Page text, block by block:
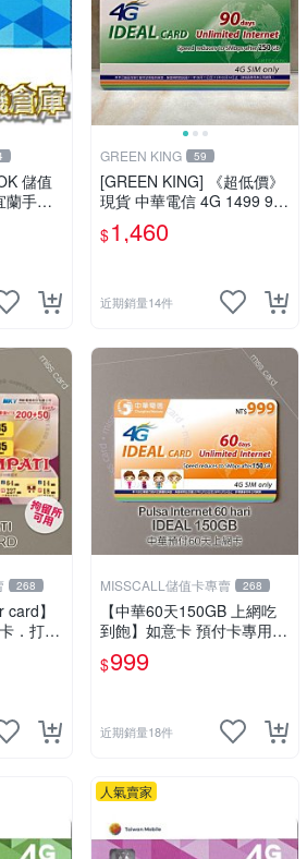
儲值
蘭手機
GREEN KING 59
[GREEN KING] 《超低價》
現貨 中華電信 4G 1499 90
天網路吃到飽 儲值卡 網路
卡 預付卡 上網卡 如意卡 電
$1,460
近期銷量14件
268
】
．打印
(移工收
MISSCALL儲值卡專賣 268
【中華60天150GB 上網吃
到飽】如意卡 預付卡專用上
網補充卡/儲值卡IDEAL999
⚡MissCall儲值卡專賣
$999
近期銷量18件
人氣賣家